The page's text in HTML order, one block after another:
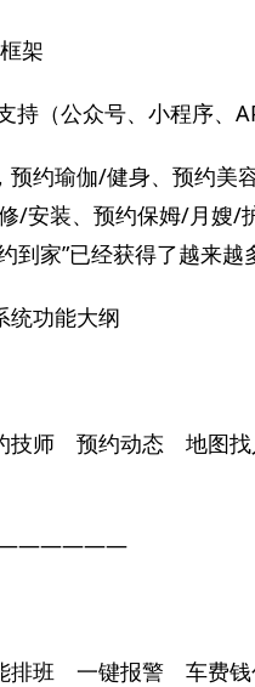
架
（公众号、小程序、
预约瑜伽/健身、预约
/安装、预约保姆/月嫂/
到家”已经获得了越来越
功能大纲
技师 预约动态 地图
排班 一键报警 车费